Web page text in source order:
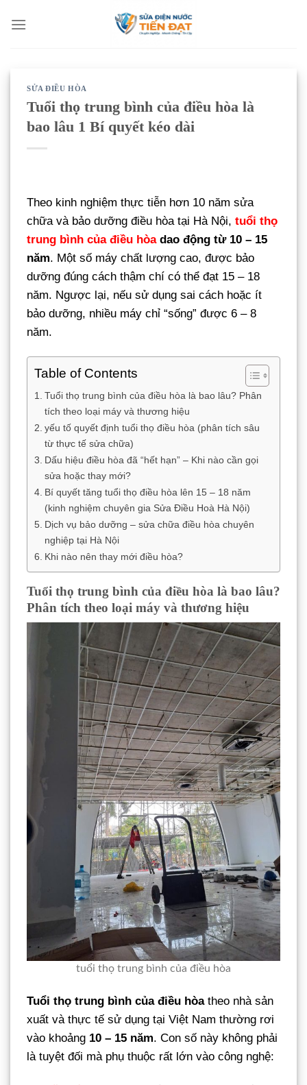
qua
SỬA ĐIỀU HÒA
Tuổi thọ trung bình của điều hòa là
bao lâu 1 Bí quyết kéo dài
Theo kinh nghiệm thực tiễn hơn 10 năm sửa
chữa và bảo dưỡng điều hòa tại Hà Nội, tuổi thọ
trung bình của điều hòadao động từ 10 – 15
năm. Một số máy chất lượng cao, được bảo
dưỡng đúng cách thậm chí có thể đạt 15 – 18
năm. Ngược lại, nếu sử dụng sai cách hoặc ít
bảo dưỡng, nhiều máy chỉ “sống” được 6 – 8
năm.
Table of Contents
Tuổi thọ trung bình của điều hòa là bao lâu? Phân
tích theo loại máy và thương hiệu
yếu tố quyết định tuổi thọ điều hòa (phân tích sâu
từ thực tế sửa chữa)
Dấu hiệu điều hòa đã “hết hạn” – Khi nào cần gọi
sửa hoặc thay mới?
Bí quyết tăng tuổi thọ điều hòa lên 15 – 18 năm
(kinh nghiệm chuyên gia Sửa Điều Hoà Hà Nội)
Dịch vụ bảo dưỡng – sửa chữa điều hòa chuyên
nghiệp tại Hà Nội
Khi nào nên thay mới điều hòa?
Tuổi thọ trung bình của điều hòa là bao lâu?
Phân tích theo loại máy và thương hiệu
tuổi thọ trung bình của điều hòa
Tuổi thọ trung bình của điều hòatheo nhà sản
xuất và thực tế sử dụng tại Việt Nam thường rơi
vào khoảng 10 – 15 năm. Con số này không phải
là tuyệt đối mà phụ thuộc rất lớn vào công nghệ: